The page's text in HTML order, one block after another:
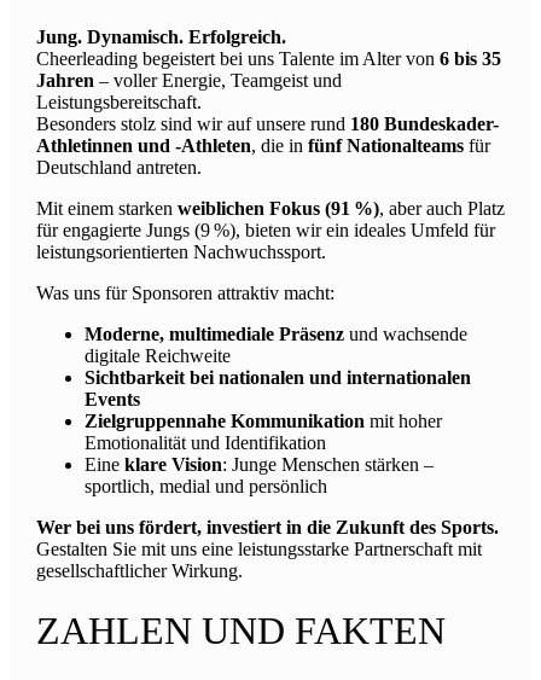
Jung. Dynamisch. Erfolgreich.
Cheerleading begeistert bei uns Talente im Alter von 6 bis 35
Jahren – voller Energie, Teamgeist und
Leistungsbereitschaft.
Besonders stolz sind wir auf unsere rund 180 Bundeskader-
Athletinnen und -Athleten, die in fünf Nationalteamsfür
Deutschland antreten.
Mit einem starken weiblichen Fokus (91 %), aber auch Platz
für engagierte Jungs (9 %), bieten wir ein ideales Umfeld für
leistungsorientierten Nachwuchssport.
Was uns für Sponsoren attraktiv macht:
Moderne, multimediale Präsenzund wachsende
digitale Reichweite
Sichtbarkeit bei nationalen und internationalen
Events
Zielgruppennahe Kommunikation mit hoher
Emotionalität und Identifikation
Eine klare Vision: Junge Menschen stärken –
sportlich, medial und persönlich
Wer bei uns fördert, investiert in die Zukunft des Sports.
Gestalten Sie mit uns eine leistungsstarke Partnerschaft mit
gesellschaftlicher Wirkung.
ZAHLEN UND FAKTEN